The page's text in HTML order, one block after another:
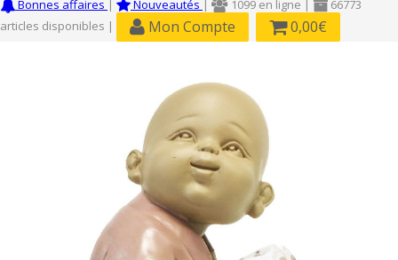
Bonnes affaires | Nouveautés | 1099 en ligne |
66773
articles disponibles |
Mon Compte 0,00€